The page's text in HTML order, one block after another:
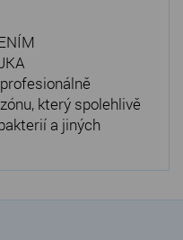
který spolehlivě
a jiných